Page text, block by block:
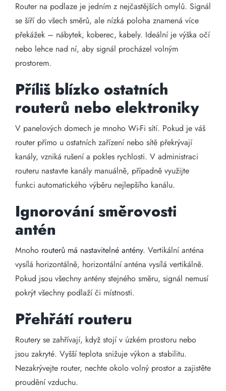
Router na podlaze je jedním z nejčastějších omylů. Signál
se šíří do všech směrů, ale nízká poloha znamená více
překážek – nábytek, koberec, kabely. Ideální je výška očí
nebo lehce nad ní, aby signál procházel volným
prostorem.
Příliš blízko ostatních
routerů nebo elektroniky
V panelových domech je mnoho Wi-Fi sítí. Pokud je váš
router přímo u ostatních zařízení nebo sítě překrývají
kanály, vzniká rušení a pokles rychlosti. V administraci
routeru nastavte kanály manuálně, případně využijte
funkci automatického výběru nejlepšího kanálu.
Ignorování směrovosti
antén
Mnoho routerů má nastavitelné antény. Vertikální anténa
vysílá horizontálně, horizontální anténa vysílá vertikálně.
Pokud jsou všechny antény stejného směru, signál nemusí
pokrýt všechny podlaží či místnosti.
Přehřátí routeru
Routery se zahřívají, když stojí v úzkém prostoru nebo
jsou zakryté. Vyšší teplota snižuje výkon a stabilitu.
Nezakrývejte router, nechte okolo volný prostor a zajistěte
proudění vzduchu.